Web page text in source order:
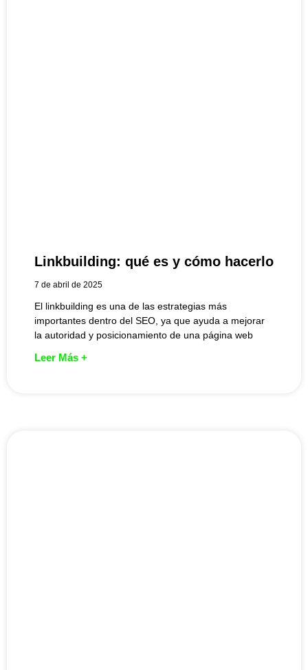
Linkbuilding: qué es y cómo hacerlo
7 de abril de 2025
El linkbuilding es una de las estrategias más
importantes dentro del SEO, ya que ayuda a mejorar
la autoridad y posicionamiento de una página web
Leer Más +